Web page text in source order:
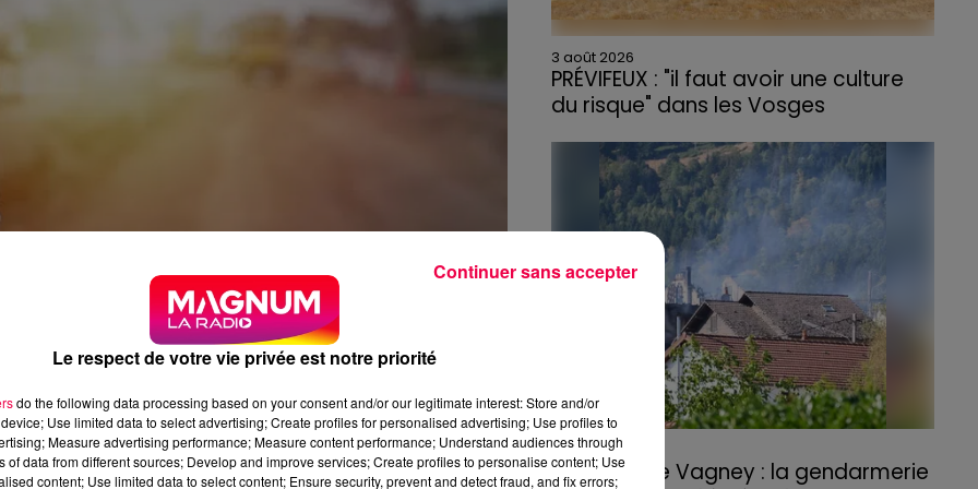
arrêté exceptionnel autorisant les entreprises du
3 août 2026
PRÉVIFEUX : "il faut avoir une culture
du risque" dans les Vosges
3 août 2026
Incendie de Vagney : la gendarmerie
Le respect de votre vie privée est notre priorité
do the following data processing based on your consent and/or our legitimate interest: Store and/or
Use limited data to select advertising; Create profiles for personalised advertising; Use profiles to
Measure advertising performance; Measure content performance; Understand audiences through
of data from different sources; Develop and improve services; Create profiles to personalise content; Use
content; Use limited data to select content; Ensure security, prevent and detect fraud, and fix errors;
Continuer sans accepter